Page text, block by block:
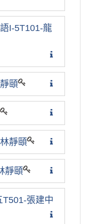
I-5T101-龍
頤
靜頤
靜頤
T501-張建中